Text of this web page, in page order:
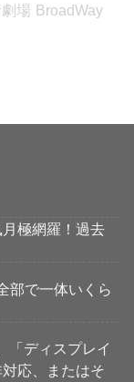
場 BroadWay
月極網羅！過去
部で一体いくら
「ディスプレイ
応、またはそ